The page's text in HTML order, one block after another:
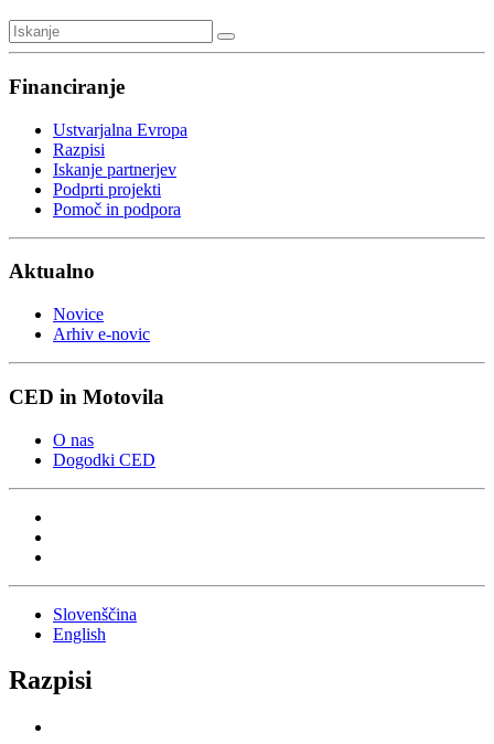
Financiranje
Ustvarjalna Evropa
Razpisi
Iskanje partnerjev
Podprti projekti
Pomoč in podpora
Aktualno
Novice
Arhiv e-novic
CED in Motovila
O nas
Dogodki CED
Slovenščina
English
Razpisi